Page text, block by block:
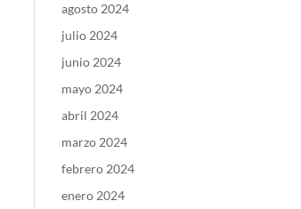
agosto 2024
julio 2024
junio 2024
mayo 2024
abril 2024
marzo 2024
febrero 2024
enero 2024